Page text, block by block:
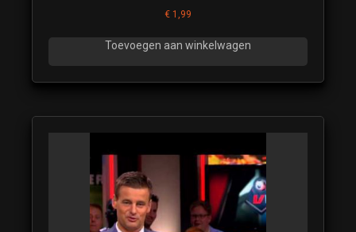
€ 1,99
Toevoegen aan winkelwagen